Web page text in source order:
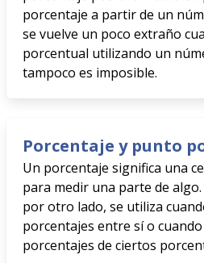
porcentaje a partir de un
se vuelve un poco extraño
porcentual utilizando un
tampoco es imposible.
Porcentaje y punto
Un porcentaje significa una
para medir una parte de
por otro lado, se utiliza
porcentajes entre sí o
porcentajes de ciertos